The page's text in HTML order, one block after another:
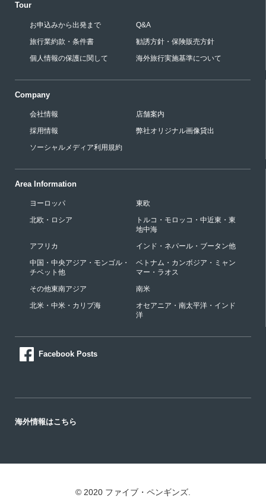
Tour
お申込みから出発まで
Q&A
旅行業約款・条件書
勧誘方針・保険販売方針
個人情報の保護に関して
海外旅行実施基準について
Company
会社情報
店舗案内
採用情報
弊社オリジナル画像貸出
ソーシャルメディア利用規約
Area Information
ヨーロッパ
東欧
北欧・ロシア
トルコ・モロッコ・中近東・東
地中海
アフリカ
インド・ネパール・ブータン他
中国・中央アジア・モンゴル・
チベット他
ベトナム・カンボジア・ミャン
マー・ラオス
その他東南アジア
南米
北米・中米・カリブ海
オセアニア・南太平洋・インド
洋
Facebook Posts
海外情報はこちら
© 2020 ファイブ・ペンギンズ.